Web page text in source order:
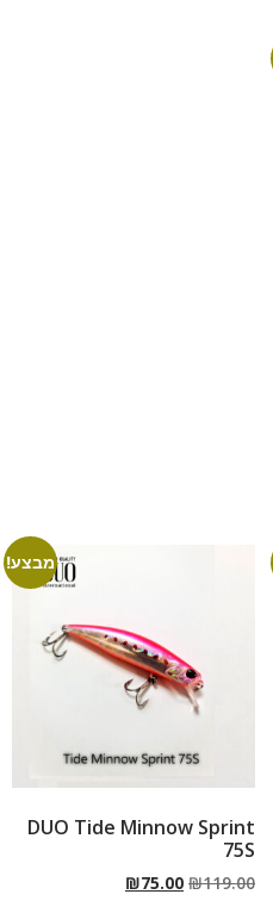
מבצע!
DUO Tide Minnow Sprint
75S
₪119.00
₪75.00